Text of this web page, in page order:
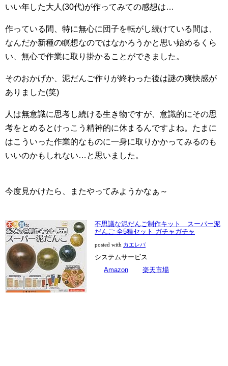
いい年した大人(30代)が作ってみての感想は…
作っている間、特に無心に団子を転がし続けている間は、
なんだか新種の瞑想なのではなかろうかと思い始めるくら
い、無心で作業に取り掛かることができました。
そのおかげか、泥だんご作りが終わった後は謎の爽快感が
ありました(笑)
人は無意識に思考し続ける生き物ですが、意識的にその思
考をとめるとけっこう精神的に休まるんですよね。たまに
はこういった作業的なものに一身に取りかかってみるのも
いいのかもしれない…と思いました。
今度見かけたら、またやってみようかなぁ～
不思議な泥だんご制作キット スーパー泥
だんご 全5種セット ガチャガチャ
posted with カエレバ
システムサービス
Amazon
楽天市場